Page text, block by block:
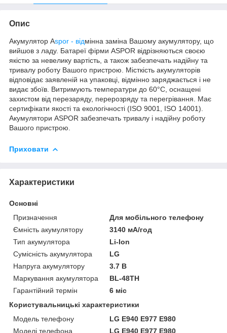
Опис
Акумулятор Aspor - відмінна заміна Вашому акумулятору, що
вийшов з ладу. Батареї фірми ASPOR відрізняються своєю
якістю за невелику вартість, а також забезпечать надійну та
тривалу роботу Вашого пристрою. Місткість акумуляторів
відповідає заявленій на упаковці, відмінно заряджається і не
видає збоїв. Витримують температури до 60°C, оснащені
захистом від перезаряду, перерозряду та перегрівання. Має
сертифікати якості та екологічності (ISO 9001, ISO 14001).
Акумулятори ASPOR забезпечать тривалу і надійну роботу
Вашого пристрою.
Приховати
Характеристики
Основні
Призначення
Для мобільного телефону
Ємність акумулятору
3140 мА/год
Тип акумулятора
Li-Ion
Сумісність акумулятора
LG
Напруга акумулятору
3.7 В
Маркування акумулятора
BL-48TH
Гарантійний термін
6 міс
Користувальницькі характеристики
Модель телефону
LG E940 E977 E980
Моделі телефона
LG E940 E977 E980